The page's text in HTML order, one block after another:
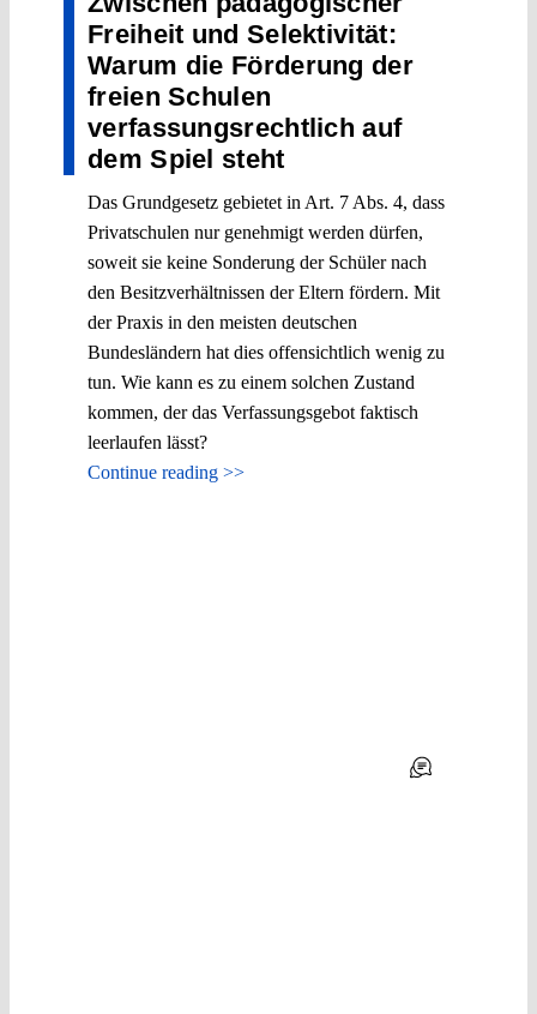
Freiheit und Selektivität:
Warum die Förderung der
freien Schulen
verfassungsrechtlich auf
dem Spiel steht
Das Grundgesetz gebietet in Art. 7 Abs. 4, dass
Privatschulen nur genehmigt werden dürfen,
soweit sie keine Sonderung der Schüler nach
den Besitzverhältnissen der Eltern fördern. Mit
der Praxis in den meisten deutschen
Bundesländern hat dies offensichtlich wenig zu
tun. Wie kann es zu einem solchen Zustand
kommen, der das Verfassungsgebot faktisch
leerlaufen lässt?
Continue reading >>